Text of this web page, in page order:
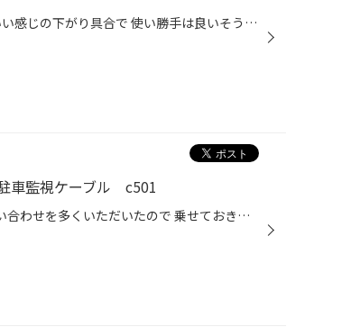
足廻りもかわってます。 RSーRのTi2000 いい感じの下がり具合で 使い勝手は良いそうです。
車監視ケーブル c501
お客様から中身はどうなってるのか？の問い合わせを多くいただいたので 乗せておきます。 電源ケーブルは、常時電源、ACC、アースとドライブレコーダーにいくミニUSBプラグの 配線ケーブルが付属しています。 本体にディップスイッチが在りこれ操作して、時間やクローズ電圧を決めます。 本体操作で...